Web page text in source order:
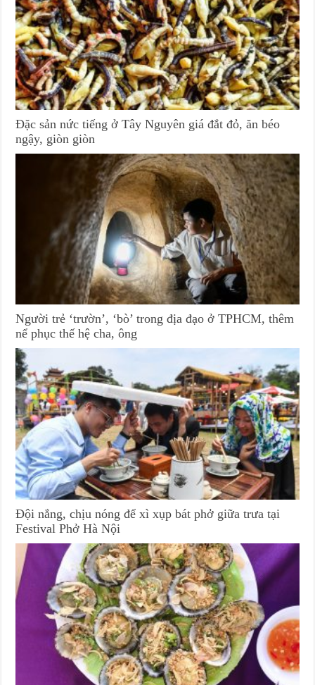
Đặc sản nức tiếng ở Tây Nguyên giá đắt đỏ, ăn béo
ngậy, giòn giòn
Người trẻ ‘trườn’, ‘bò’ trong địa đạo ở TPHCM, thêm
nể phục thế hệ cha, ông
Đội nắng, chịu nóng để xì xụp bát phở giữa trưa tại
Festival Phở Hà Nội